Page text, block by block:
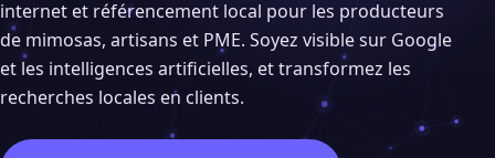
internet et référencement local pour les producteurs
de mimosas, artisans et PME. Soyez visible sur Google
et les intelligences artificielles, et transformez les
recherches locales en clients.